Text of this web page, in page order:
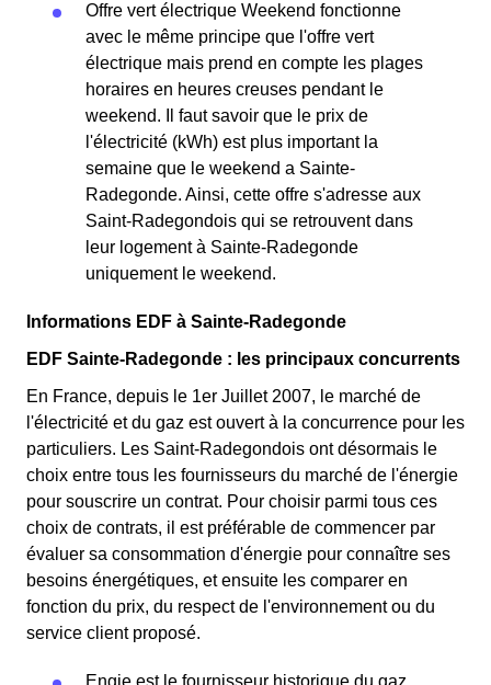
Offre vert électrique Weekend fonctionne
avec le même principe que l'offre vert
électrique mais prend en compte les plages
horaires en heures creuses pendant le
weekend. Il faut savoir que le prix de
l'électricité (kWh) est plus important la
semaine que le weekend a Sainte-
Radegonde. Ainsi, cette offre s'adresse aux
Saint-Radegondois qui se retrouvent dans
leur logement à Sainte-Radegonde
uniquement le weekend.
Informations EDF à Sainte-Radegonde
EDF Sainte-Radegonde : les principaux concurrents
En France, depuis le 1er Juillet 2007, le marché de
l'électricité et du gaz est ouvert à la concurrence pour les
particuliers. Les Saint-Radegondois ont désormais le
choix entre tous les fournisseurs du marché de l'énergie
pour souscrire un contrat. Pour choisir parmi tous ces
choix de contrats, il est préférable de commencer par
évaluer sa consommation d'énergie pour connaître ses
besoins énergétiques, et ensuite les comparer en
fonction du prix, du respect de l'environnement ou du
service client proposé.
Engie est le fournisseur historique du gaz.